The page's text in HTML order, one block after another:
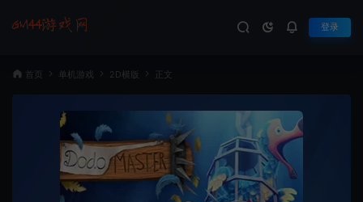
登录
首页 单机游戏 2D横版 正文